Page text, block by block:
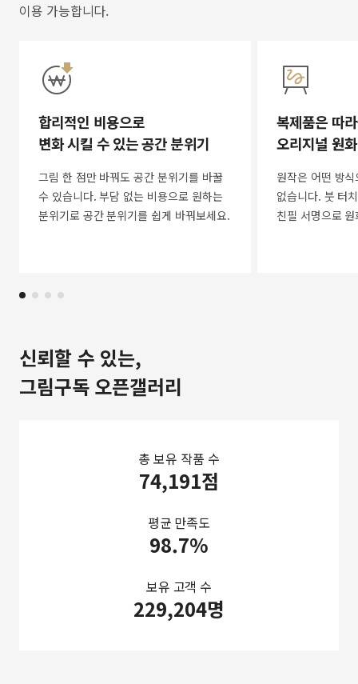
이용 가능합니다.
합리적인 비용으로
변화 시킬 수 있는 공간 분위기
그림 한 점만 바꿔도 공간 분위기를 바꿀
수 있습니다. 부담 없는 비용으로 원하는
분위기로 공간 분위기를 쉽게 바꿔보세요.
복제품은 따
오리지널 원
원작은 어떤 방
없습니다. 붓 터
친필 서명으로
신뢰할 수 있는,
그림구독 오픈갤러리
총 보유 작품 수
74,191점
평균 만족도
98.7%
보유 고객 수
229,204명